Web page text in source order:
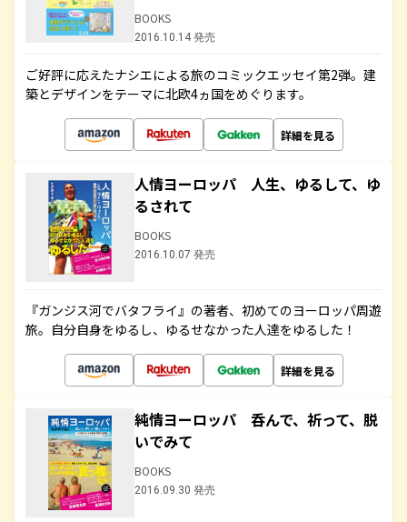
BOOKS
2016.10.14 発売
ご好評に応えたナシエによる旅のコミックエッセイ第2弾。建
築とデザインをテーマに北欧4ヵ国をめぐります。
詳細を見る
人情ヨーロッパ 人生、ゆるして、ゆ
るされて
BOOKS
2016.10.07 発売
『ガンジス河でバタフライ』の著者、初めてのヨーロッパ周遊
旅。自分自身をゆるし、ゆるせなかった人達をゆるした！
詳細を見る
純情ヨーロッパ 呑んで、祈って、脱
いでみて
BOOKS
2016.09.30 発売